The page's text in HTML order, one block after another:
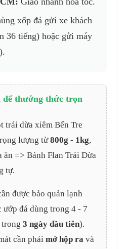
xốp đá gửi xe khách
36 tiếng) hoặc gửi máy
để thưởng thức trọn
trái dừa xiêm Bến Tre
lượng từ800g - 1kg,
ăn => Bánh Flan Trái Dừa
tự.
được bảo quản lạnh
ướp đá dùng trong 4 - 7
3 ngày đầu tiên).
cần phải mở hộp ra và